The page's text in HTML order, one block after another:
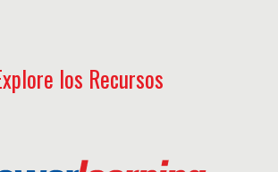
los Recursos